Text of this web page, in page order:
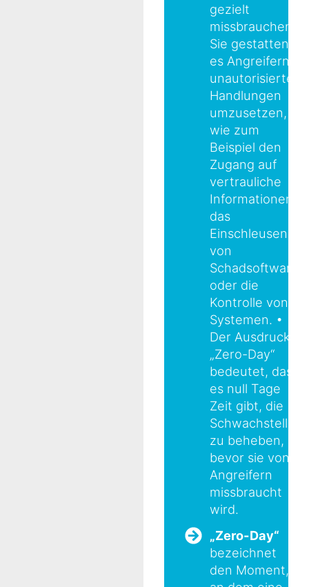
gezielt
missbrauchen.
Sie gestatten
es Angreifern,
unautorisierte
Handlungen
umzusetzen,
wie zum
Beispiel den
Zugang auf
vertrauliche
Informationen,
das
Einschleusen
von
Schadsoftware
oder die
Kontrolle von
Systemen. •
Der Ausdruck
„Zero-Day“
bedeutet, dass
es null Tage
Zeit gibt, die
Schwachstelle
zu beheben,
bevor sie von
Angreifern
missbraucht
wird.
„Zero-Day“
bezeichnet
den Moment,